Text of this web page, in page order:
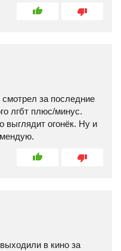
за последние
лгбт плюс/минус.
выглядит огонёк. Ну и
в кино за